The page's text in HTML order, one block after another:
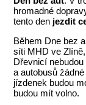
hromadné
tento den jezdit
Během Dne bez
síti MHD ve
Dřevnicí
a autobusů
jízdenek budou
budou mít volno.